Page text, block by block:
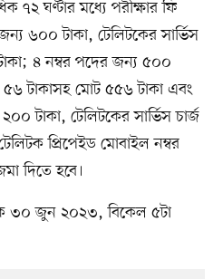
ঘণ্টার মধ্যে পরীক্ষার ফি
৬০০ টাকা, টেলিটকের সার্ভিস
৪ নম্বর পদের জন্য ৫০০
৫৬ টাকাসহ মোট ৫৫৬ টাকা এবং
টাকা, টেলিটকের সার্ভিস চার্জ
প্রিপেইড মোবাইল নম্বর
দিতে হবে।
৩০ জুন ২০২৩, বিকেল ৫টা